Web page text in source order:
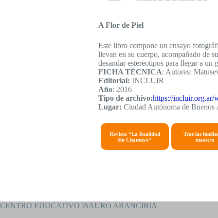
A Flor de Piel
Este libro compone un ensayo
llevan en su cuerpo, acompañado de
desandar estereotipos para llegar a un
FICHA TÉCNICA: Autores:
Editorial: INCLUIR
Año: 2016
Tipo de archivo:https://
Lugar: Ciudad Autónoma de Buenos
Revista “La Realidad
Sin Chamuyo”
Tras las
maestro
CENTRO EDUCATIVO ISAURO ARANCIBIA